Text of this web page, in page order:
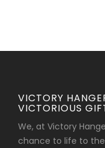
VICTORY
VICTORIOUS
We, at Victory
chance to life to